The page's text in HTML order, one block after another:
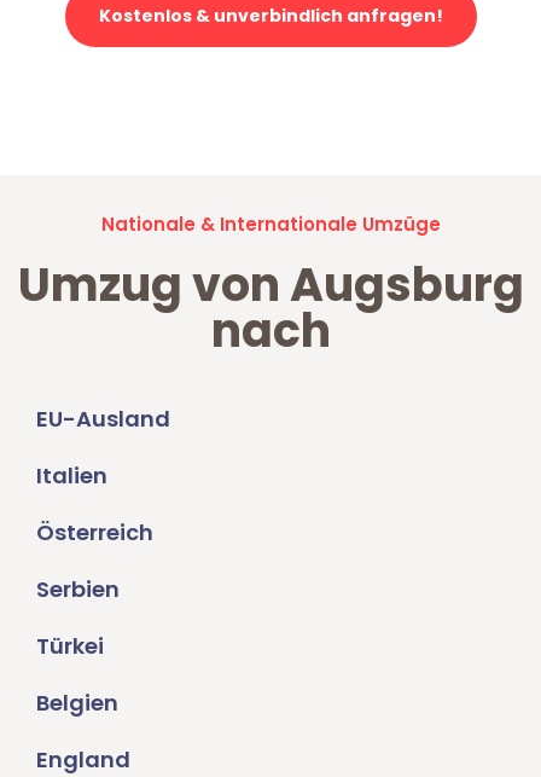
Kostenlos & unverbindlich anfragen!
Nationale & Internationale Umzüge
Umzug von Augsburg
nach
EU-Ausland
Italien
Österreich
Serbien
Türkei
Belgien
England